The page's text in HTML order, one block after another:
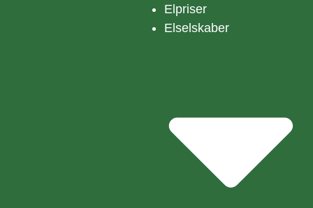
Elpriser
Elselskaber